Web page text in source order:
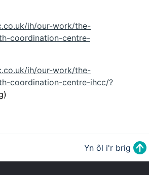
ih/our-work/the-
coordination-centre-
ih/our-work/the-
coordination-centre-ihcc/?
Yn ôl i'r brig